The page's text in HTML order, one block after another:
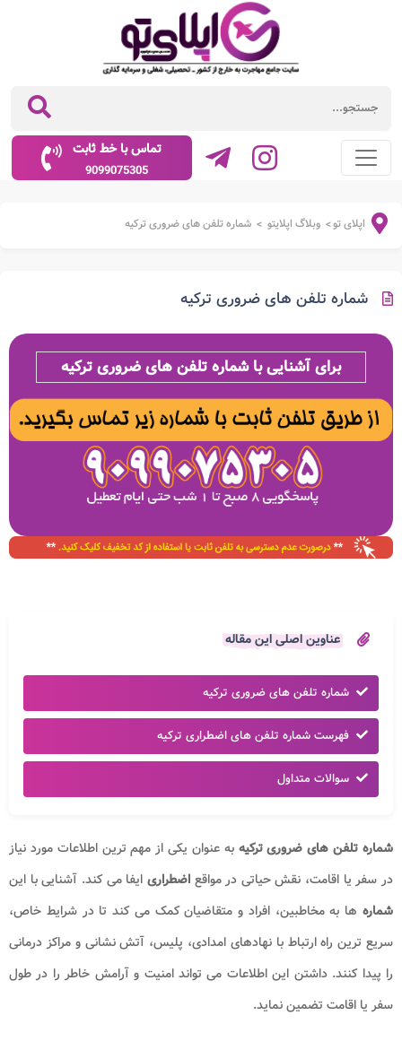
تماس با خط ثابت
9099075305
اپلای تو> وبلاگ اپلایتو > شماره تلفن های ضروری ترکیه
شماره تلفن های ضروری ترکیه
برای آشنایی با شماره تلفن های ضروری ترکیه
عناوین اصلی این مقاله
شماره تلفن های ضروری ترکیه
فهرست شماره تلفن های اضطراری ترکیه
سوالات متداول
شماره تلفن های ضروری ترکیه به عنوان یکی از مهم ترین اطلاعات مورد نیاز
در سفر یا اقامت، نقش حیاتی در مواقعاضطراری ایفا می کند. آشنایی با این
شماره ها به مخاطبین، افراد و متقاضیان کمک می کند تا در شرایط خاص،
سریع ترین راه ارتباط با نهادهای امدادی، پلیس، آتش نشانی و مراکز درمانی
را پیدا کنند. داشتن این اطلاعات می تواند امنیت و آرامش خاطر را در طول
سفر یا اقامت تضمین نماید.